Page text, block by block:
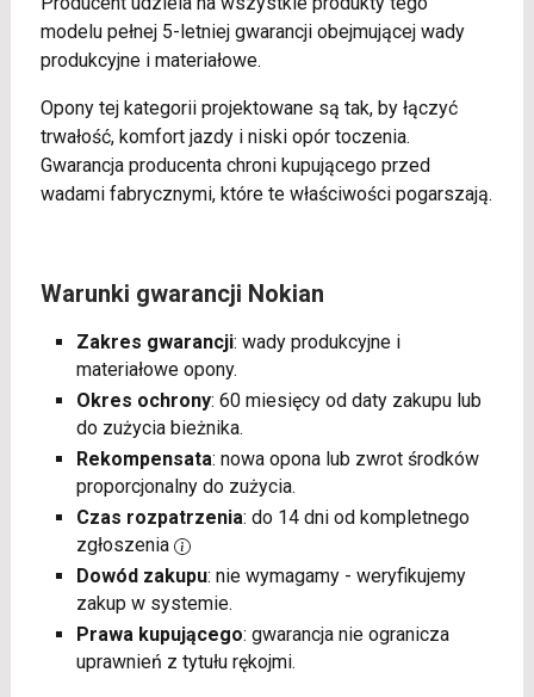
modelu pełnej 5-letniej gwarancji obejmującej wady
produkcyjne i materiałowe.
Opony tej kategorii projektowane są tak, by łączyć
trwałość, komfort jazdy i niski opór toczenia.
Gwarancja producenta chroni kupującego przed
wadami fabrycznymi, które te właściwości pogarszają.
Warunki gwarancji Nokian
Zakres gwarancji: wady produkcyjne i
materiałowe opony.
Okres ochrony: 60 miesięcy od daty zakupu lub
do zużycia bieżnika.
Rekompensata: nowa opona lub zwrot środków
proporcjonalny do zużycia.
Czas rozpatrzenia: do 14 dni od kompletnego
zgłoszenia
Dowód zakupu: nie wymagamy - weryfikujemy
zakup w systemie.
Prawa kupującego: gwarancja nie ogranicza
uprawnień z tytułu rękojmi.